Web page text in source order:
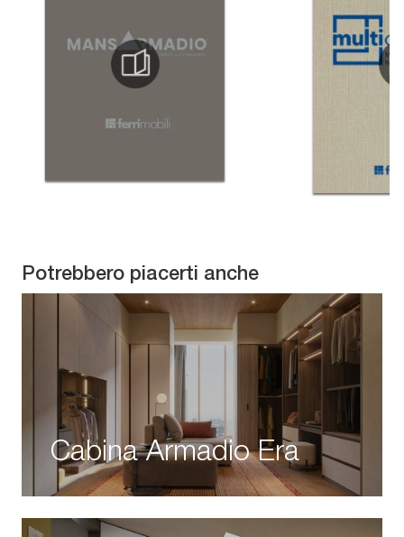
Potrebbero piacerti anche
Cabina Armadio Era